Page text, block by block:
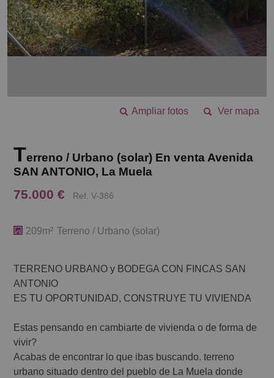
Ver mapa
Ampliar fotos
Terreno / Urbano (solar) En venta Avenida
SAN ANTONIO, La Muela
75.000 € Ref. V-386
209m² Terreno / Urbano (solar)
TERRENO URBANO y BODEGA CON FINCAS SAN
ANTONIO
ES TU OPORTUNIDAD, CONSTRUYE TU VIVIENDA
Estas pensando en cambiarte de vivienda o de forma de
vivir?
Acabas de encontrar lo que ibas buscando. terreno
urbano situado dentro del pueblo de La Muela donde